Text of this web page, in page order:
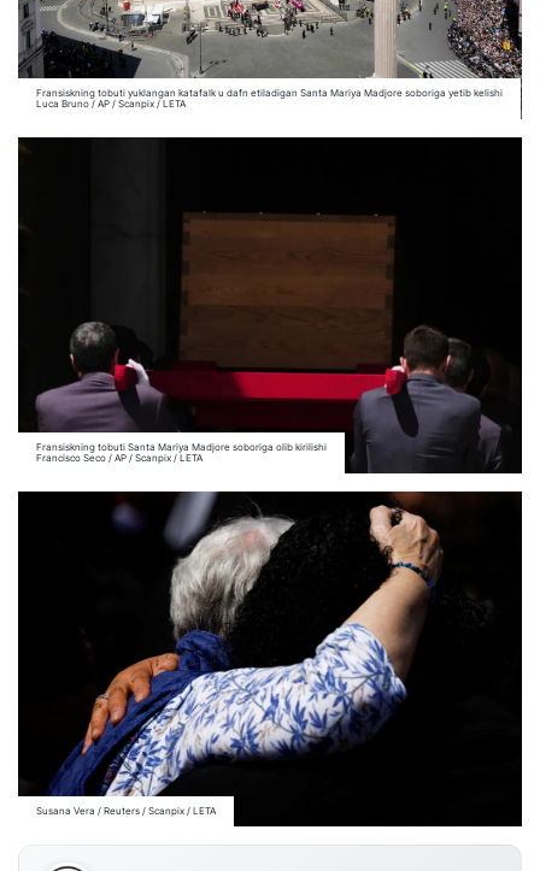
Fransiskning tobuti yuklangan katafalk u dafn etiladigan Santa Mariya Madjore soboriga yetib kelishi
Luca Bruno / AP / Scanpix / LETA
Fransiskning tobuti Santa Mariya Madjore soboriga olib kirilishi
Francisco Seco / AP / Scanpix / LETA
Susana Vera / Reuters / Scanpix / LETA